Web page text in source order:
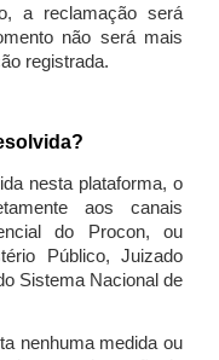
a reclamação será
não será mais
registrada.
nesta plataforma, o
aos canais
do Procon, ou
Público, Juizado
Sistema Nacional de
nenhuma medida ou